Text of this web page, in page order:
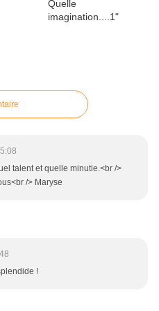
talent et quelle minutie.<br />
/> Maryse
!